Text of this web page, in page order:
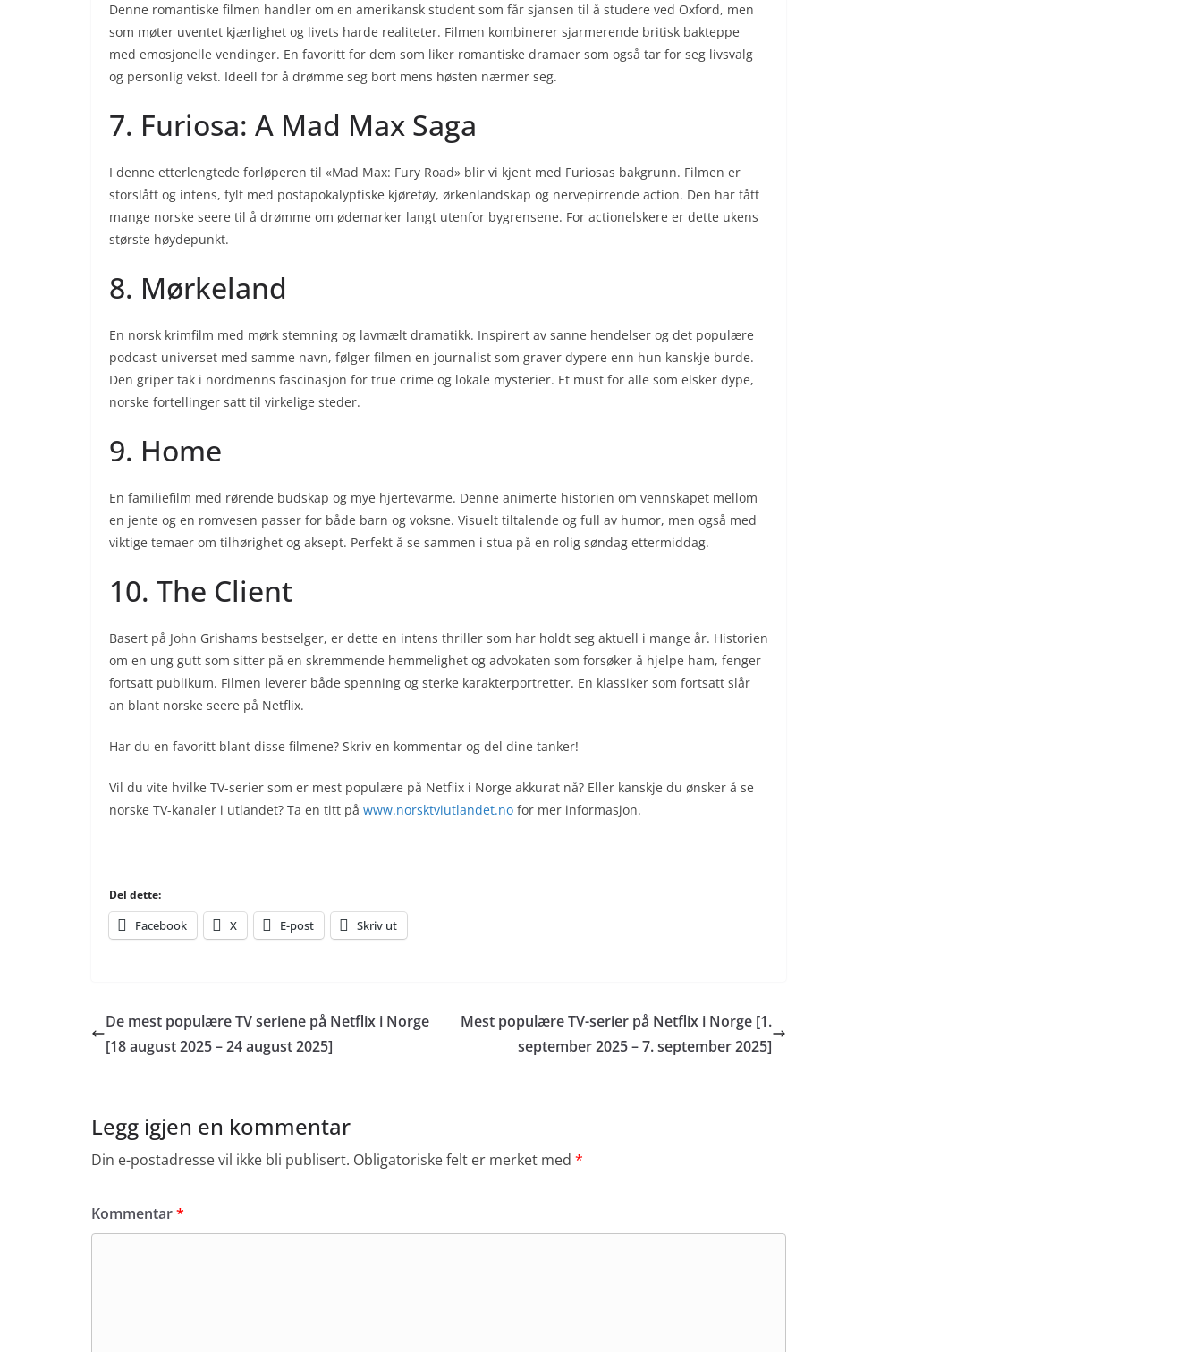
Denne romantiske filmen handler om en amerikansk student som får sjansen til å studere ved Oxford, men
som møter uventet kjærlighet og livets harde realiteter. Filmen kombinerer sjarmerende britisk bakteppe
med emosjonelle vendinger. En favoritt for dem som liker romantiske dramaer som også tar for seg livsvalg
og personlig vekst. Ideell for å drømme seg bort mens høsten nærmer seg.
7. Furiosa: A Mad Max Saga
I denne etterlengtede forløperen til «Mad Max: Fury Road» blir vi kjent med Furiosas bakgrunn. Filmen er
storslått og intens, fylt med postapokalyptiske kjøretøy, ørkenlandskap og nervepirrende action. Den har fått
mange norske seere til å drømme om ødemarker langt utenfor bygrensene. For actionelskere er dette ukens
største høydepunkt.
8. Mørkeland
En norsk krimfilm med mørk stemning og lavmælt dramatikk. Inspirert av sanne hendelser og det populære
podcast-universet med samme navn, følger filmen en journalist som graver dypere enn hun kanskje burde.
Den griper tak i nordmenns fascinasjon for true crime og lokale mysterier. Et must for alle som elsker dype,
norske fortellinger satt til virkelige steder.
9. Home
En familiefilm med rørende budskap og mye hjertevarme. Denne animerte historien om vennskapet mellom
en jente og en romvesen passer for både barn og voksne. Visuelt tiltalende og full av humor, men også med
viktige temaer om tilhørighet og aksept. Perfekt å se sammen i stua på en rolig søndag ettermiddag.
10. The Client
Basert på John Grishams bestselger, er dette en intens thriller som har holdt seg aktuell i mange år. Historien
om en ung gutt som sitter på en skremmende hemmelighet og advokaten som forsøker å hjelpe ham, fenger
fortsatt publikum. Filmen leverer både spenning og sterke karakterportretter. En klassiker som fortsatt slår
an blant norske seere på Netflix.
Har du en favoritt blant disse filmene? Skriv en kommentar og del dine tanker!
Vil du vite hvilke TV-serier som er mest populære på Netflix i Norge akkurat nå? Eller kanskje du ønsker å se
norske TV-kanaler i utlandet? Ta en titt på www.norsktviutlandet.no for mer informasjon.
Del dette:
Facebook X E-post Skriv ut
De mest populære TV seriene på Netflix i Norge
[18 august 2025 – 24 august 2025]
Mest populære TV-serier på Netflix i Norge [1.
september 2025 – 7. september 2025]
Legg igjen en kommentar
Din e-postadresse vil ikke bli publisert. Obligatoriske felt er merket med *
Kommentar*